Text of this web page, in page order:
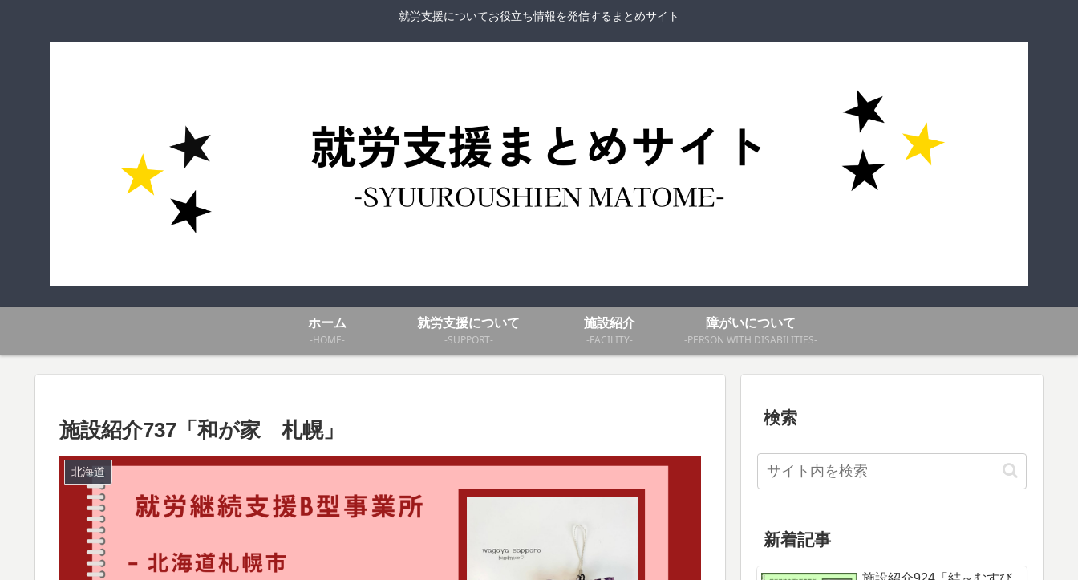
就労支援についてお役立ち情報を発信するまとめサイト
ホーム
-HOME-
就労支援について
-SUPPORT-
施設紹介
-FACILITY-
障がいについて
-PERSON WITH DISABILITIES-
施設紹介737「和が家 札幌」
北海道
検索
新着記事